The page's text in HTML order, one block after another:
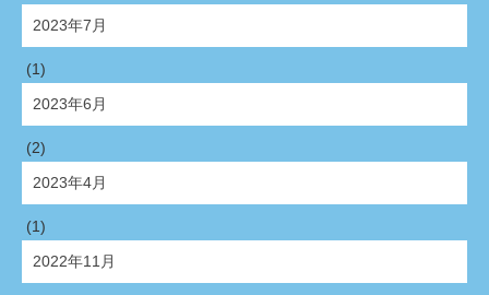
2023年7月
(1)
2023年6月
(2)
2023年4月
(1)
2022年11月